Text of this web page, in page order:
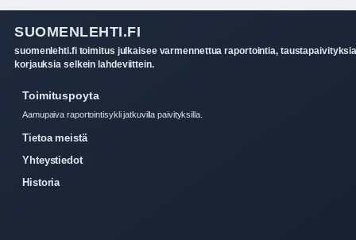
SUOMENLEHTI.FI
suomenlehti.fi toimitus julkaisee varmennettua raportointia,
korjauksia selkein lahdeviittein.
Toimituspoyta
Aamupaiva raportointisykli jatkuvilla paivityksilla.
Tietoa meistä
Yhteystiedot
Historia